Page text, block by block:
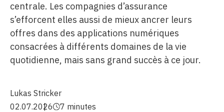
centrale. Les compagnies d’assurance
s’efforcent elles aussi de mieux ancrer leurs
offres dans des applications numériques
consacrées à différents domaines de la vie
quotidienne, mais sans grand succès à ce jour.
Lukas Stricker
02.07.2026
7 minutes